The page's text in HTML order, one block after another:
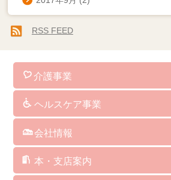
RSS FEED
介護事業
訪問介護
通所介護
認知症対応型共同生活介護
小規模多機能型居宅介護
看護小規模多機能型居宅介護
訪問看護
介護予防サービス
総合支援事業
居宅介護支援
障がい者総合支援サービス
福祉用具･レンタル･販売
保険外･自費サービス
ヘルスケア事業
介護ソフト
介護予防マシン
ＢＡＳＹＳ（歩行改善機器）
ＡＥＤ（自動体外式除細動器）
人工炭酸泉
シャワーキャリー
ケアリングの杖
クッション
パルスオキシメーター
会社情報
社長からのメッセージ
企業理念
経営方針・取り組み
企業概要・沿革
指定・委託業務・講演講師等実績
アクセス
サイトマップ
サイトポリシー
本・支店案内